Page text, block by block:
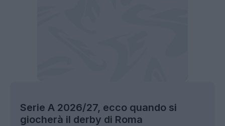
Serie A 2026/27, ecco quando si
giocherà il derby di Roma